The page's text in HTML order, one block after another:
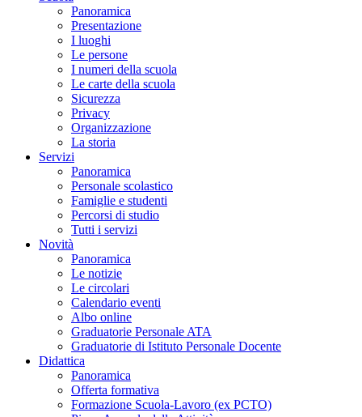
Panoramica
Presentazione
I luoghi
Le persone
I numeri della scuola
Le carte della scuola
Sicurezza
Privacy
Organizzazione
La storia
Servizi
Panoramica
Personale scolastico
Famiglie e studenti
Percorsi di studio
Tutti i servizi
Novità
Panoramica
Le notizie
Le circolari
Calendario eventi
Albo online
Graduatorie Personale ATA
Graduatorie di Istituto Personale Docente
Didattica
Panoramica
Offerta formativa
Formazione Scuola-Lavoro (ex PCTO)